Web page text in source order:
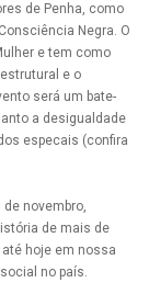
de Penha, como
Negra. O
e tem como
e o
será um bate-
a desigualdade
especais (confira
novembro,
de mais de
hoje em nossa
no país.